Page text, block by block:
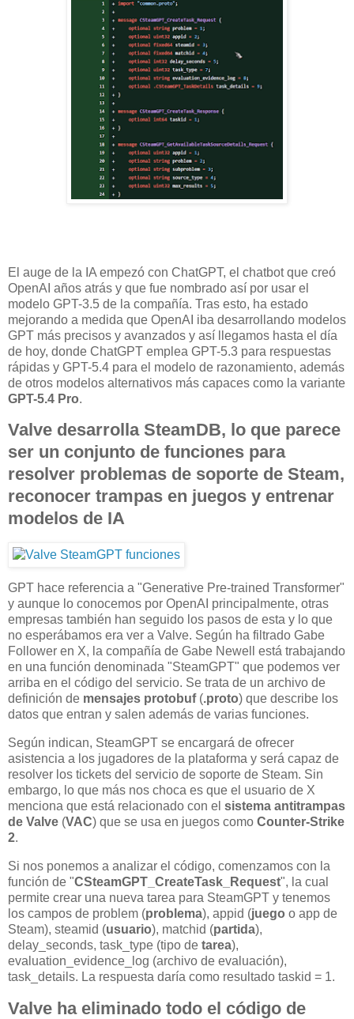
El auge de la IA empezó con ChatGPT, el chatbot que creó
OpenAI años atrás y que fue nombrado así por usar el
modelo GPT-3.5 de la compañía. Tras esto, ha estado
mejorando a medida que OpenAI iba desarrollando modelos
GPT más precisos y avanzados y así llegamos hasta el día
de hoy, donde ChatGPT emplea GPT-5.3 para respuestas
rápidas y GPT-5.4 para el modelo de razonamiento, además
de otros modelos alternativos más capaces como la variante
GPT-5.4 Pro.
Valve desarrolla SteamDB, lo que parece
ser un conjunto de funciones para
resolver problemas de soporte de Steam,
reconocer trampas en juegos y entrenar
modelos de IA
GPT hace referencia a "Generative Pre-trained Transformer"
y aunque lo conocemos por OpenAI principalmente, otras
empresas también han seguido los pasos de esta y lo que
no esperábamos era ver a Valve. Según ha filtrado Gabe
Follower en X, la compañía de Gabe Newell está trabajando
en una función denominada "SteamGPT" que podemos ver
arriba en el código del servicio. Se trata de un archivo de
definición de mensajes protobuf(.proto) que describe los
datos que entran y salen además de varias funciones.
Según indican, SteamGPT se encargará de ofrecer
asistencia a los jugadores de la plataforma y será capaz de
resolver los tickets del servicio de soporte de Steam. Sin
embargo, lo que más nos choca es que el usuario de X
menciona que está relacionado con el sistema antitrampas
de Valve (VAC) que se usa en juegos como Counter-Strike
2.
Si nos ponemos a analizar el código, comenzamos con la
función de "CSteamGPT_CreateTask_Request", la cual
permite crear una nueva tarea para SteamGPT y tenemos
los campos de problem (problema), appid (juego o app de
Steam), steamid (usuario), matchid (partida),
delay_seconds, task_type (tipo de tarea),
evaluation_evidence_log (archivo de evaluación),
task_details. La respuesta daría como resultado taskid = 1.
Valve ha eliminado todo el código de